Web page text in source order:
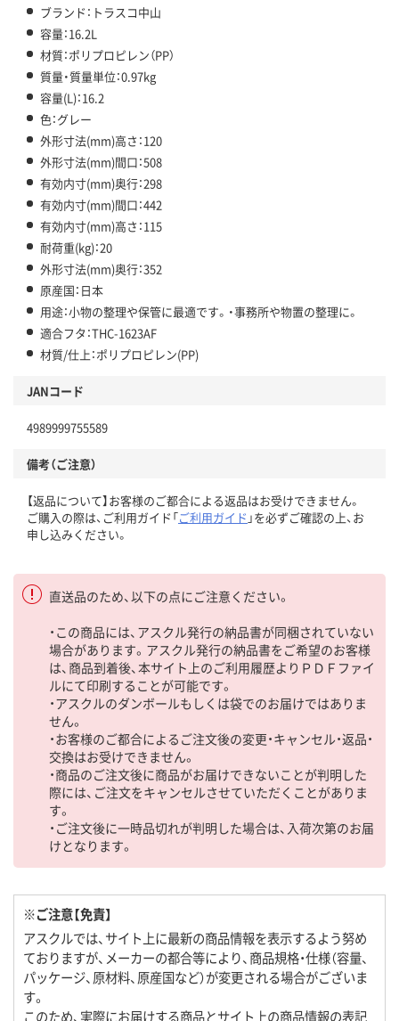
ブランド：トラスコ中山
容量：16.2L
材質：ポリプロピレン（PP）
質量・質量単位：0.97kg
容量(L)：16.2
色：グレー
外形寸法(mm)高さ：120
外形寸法(mm)間口：508
有効内寸(mm)奥行：298
有効内寸(mm)間口：442
有効内寸(mm)高さ：115
耐荷重(kg)：20
外形寸法(mm)奥行：352
原産国：日本
用途：小物の整理や保管に最適です。・事務所や物置の整理に。
適合フタ：THC-1623AF
材質/仕上：ポリプロピレン(PP)
JANコード
4989999755589
備考（ご注意）
【返品について】お客様のご都合による返品はお受けできません。
ご購入の際は、ご利用ガイド「ご利用ガイド 」を必ずご確認の上、お
申し込みください。
直送品のため、以下の点にご注意ください。
・この商品には、アスクル発行の納品書が同梱されていない
場合があります。アスクル発行の納品書をご希望のお客様
は、商品到着後、本サイト上のご利用履歴よりＰＤＦファイ
ルにて印刷することが可能です。
・アスクルのダンボールもしくは袋でのお届けではありま
せん。
・お客様のご都合によるご注文後の変更・キャンセル・返品・
交換はお受けできません。
・商品のご注文後に商品がお届けできないことが判明した
際には、ご注文をキャンセルさせていただくことがありま
す。
・ご注文後に一時品切れが判明した場合は、入荷次第のお届
けとなります。
※ご注意【免責】
アスクルでは、サイト上に最新の商品情報を表示するよう努め
ておりますが、メーカーの都合等により、商品規格・仕様（容量、
パッケージ、原材料、原産国など）が変更される場合がございま
す。
このため、実際にお届けする商品とサイト上の商品情報の表記